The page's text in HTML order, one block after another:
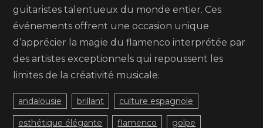
guitaristes talentueux du monde entier. Ces
événements offrent une occasion unique
d’apprécier la magie du flamenco interprétée par
des artistes exceptionnels qui repoussent les
limites de la créativité musicale.
andalousie brillant culture espagnole
esthétique élégante flamenco golpe